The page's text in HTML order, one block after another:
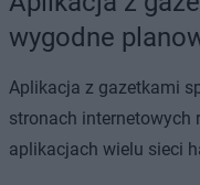
wygodne
Aplikacja z gazetkami
stronach internetowych
aplikacjach wielu sieci